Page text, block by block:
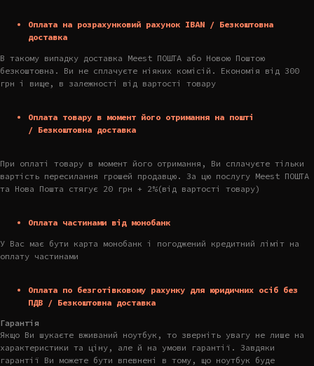
Оплата на розрахунковий рахунок IBAN / Безкоштовна
доставка
В такому випадку доставка Meest ПОШТА або Новою Поштою
безкоштовна. Ви не сплачуєте ніяких комісій. Економія від 300
грн і вище, в залежності від вартості товару
Оплата товару в момент його отримання на пошті
/ Безкоштовна доставка
При оплаті товару в момент його отримання, Ви сплачуєте тільки
вартість пересилання грошей продавцю. За цю послугу Meest ПОШТА
та Нова Пошта стягує 20 грн + 2%(від вартості товару)
Оплата частинами від монобанк
У Вас має бути карта монобанк і погоджений кредитний ліміт на
оплату частинами
Оплата по безготівковому рахунку для юридичних осіб без
ПДВ / Безкоштовна доставка
Гарантія
Якщо Ви шукаєте вживаний ноутбук, то зверніть увагу не лише на
характеристики та ціну, але й на умови гарантії. Завдяки
гарантії Ви можете бути впевнені в тому, що ноутбук буде